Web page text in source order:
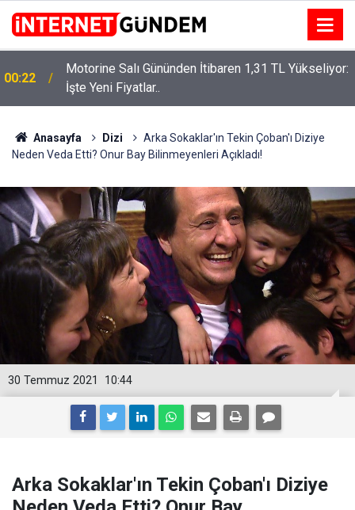
00:22
Motorine Salı Gününden İtibaren 1,31 TL Yükseliyor:
İşte Yeni Fiyatlar..
Anasayfa Dizi
Arka Sokaklar'ın Tekin Çoban'ı Diziye
Neden Veda Etti? Onur Bay Bilinmeyenleri Açıkladı!
10:44
30 Temmuz 2021
Arka Sokaklar'ın Tekin Çoban'ı Diziye